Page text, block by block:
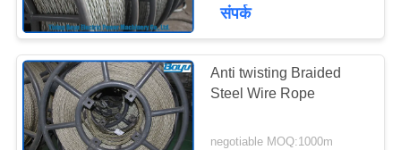
संपर्क
Anti twisting Braided
Steel Wire Rope
negotiable MOQ:1000m